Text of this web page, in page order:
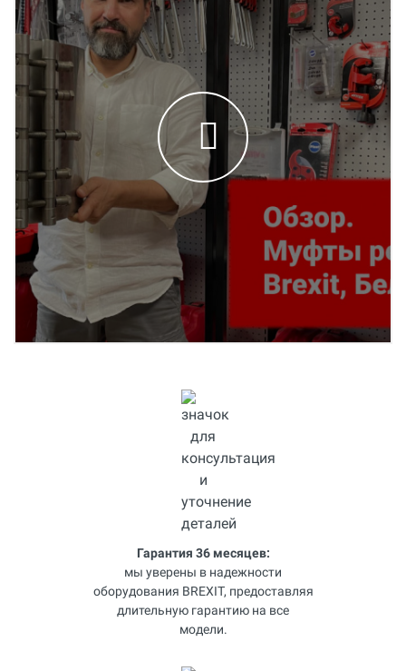
Гарантия 36 месяцев:
мы уверены в надежности
оборудования BREXIT, предоставляя
длительную гарантию на все
модели.